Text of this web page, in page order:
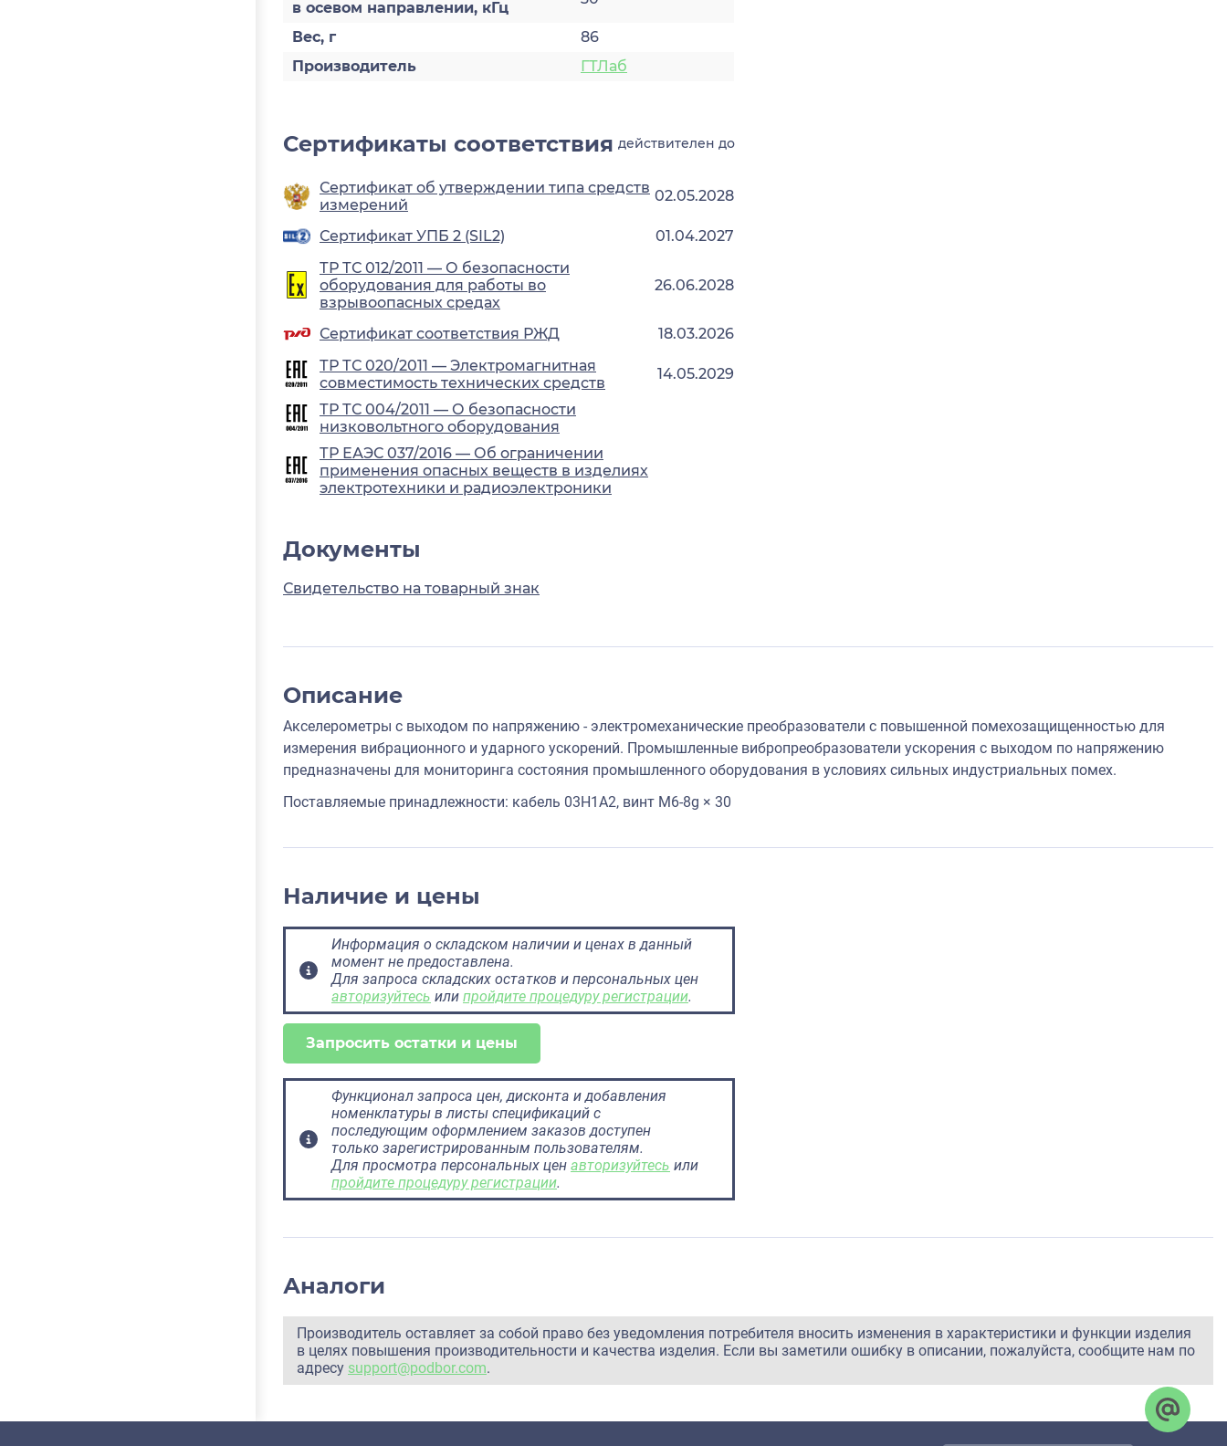
в осевом направлении, кГц
Вес, г
86
Производитель
ГТЛаб
Сертификаты соответствия действителен до
Сертификат об утверждении типа средств
измерений
02.05.2028
Сертификат УПБ 2 (SIL2)
01.04.2027
ТР ТС 012/2011 — О безопасности
оборудования для работы во
взрывоопасных средах
26.06.2028
Сертификат соответствия РЖД
18.03.2026
ТР ТС 020/2011 — Электромагнитная
совместимость технических средств
14.05.2029
ТР ТС 004/2011 — О безопасности
низковольтного оборудования
ТР ЕАЭС 037/2016 — Об ограничении
применения опасных веществ в изделиях
электротехники и радиоэлектроники
Документы
Свидетельство на товарный знак
Описание
Акселерометры с выходом по напряжению - электромеханические преобразователи с повышенной помехозащищенностью для
измерения вибрационного и ударного ускорений. Промышленные вибропреобразователи ускорения с выходом по напряжению
предназначены для мониторинга состояния промышленного оборудования в условиях сильных индустриальных помех.
Поставляемые принадлежности: кабель 03H1A2, винт M6-8g × 30
Наличие и цены
Информация о складском наличии и ценах в данный
момент не предоставлена.
Для запроса складских остатков и персональных цен
авторизуйтесь или пройдите процедуру регистрации.
Запросить остатки и цены
Функционал запроса цен, дисконта и добавления
номенклатуры в листы спецификаций с
последующим оформлением заказов доступен
только зарегистрированным пользователям.
Для просмотра персональных цен авторизуйтесь или
пройдите процедуру регистрации.
Аналоги
Производитель оставляет за собой право без уведомления потребителя вносить изменения в характеристики и функции изделия
в целях повышения производительности и качества изделия. Если вы заметили ошибку в описании, пожалуйста, сообщите нам по
адресу support@podbor.com.